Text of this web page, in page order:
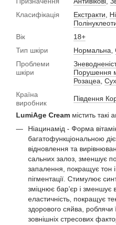
Класифікація
Екстракти
Вік
18+
Тип шкіри
Нормальна
Проблеми
шкіри
Порушення
Розацеа
Країна
виробник
Південня
LumiAge Cream містить такі
Ніацинамід - Форма
багатофункціональною
відновлення та
сальних залоз, зменшує
запалення, покращує тон
пігментації. Стимулює
зміцнює бар’єр і зменшує
еластичність, покращує
здорового сяйва, роблячи
зовнішніх стресових